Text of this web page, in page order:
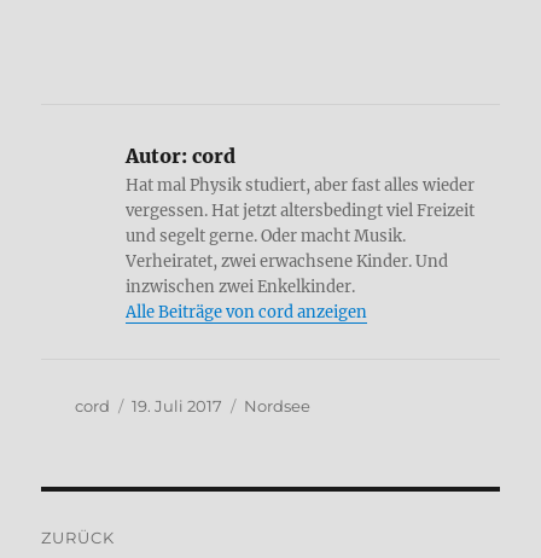
Autor: cord
Hat mal Physik studiert, aber fast alles wieder
vergessen. Hat jetzt altersbedingt viel Freizeit
und segelt gerne. Oder macht Musik.
Verheiratet, zwei erwachsene Kinder. Und
inzwischen zwei Enkelkinder.
Alle Beiträge von cord anzeigen
Autor
cord
Veröffentlicht
19. Juli 2017 Kategorien
Nordsee
ZURÜCK